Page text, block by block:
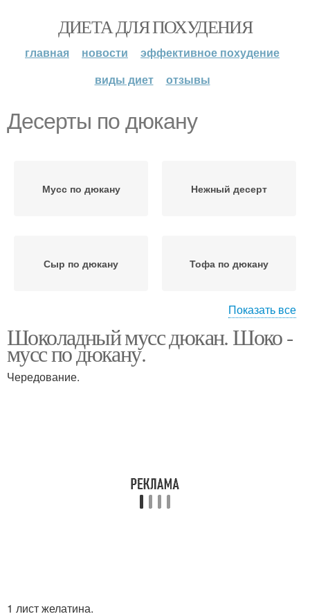
ДИЕТА ДЛЯ ПОХУДЕНИЯ
главная новости
эффективное похудение
виды диет
отзывы
Десерты по дюкану
Мусс по дюкану Нежный десерт
Сыр по дюкану Тофа по дюкану
Молоко по дюкану Пирог по дюкану
Показать все
Шоколадный мусс дюкан. Шоко -
мусс по дюкану.
Чередование.
1 лист желатина.